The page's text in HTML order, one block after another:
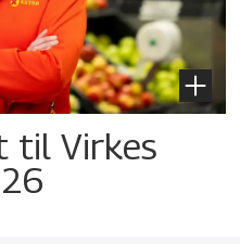
til Virkes